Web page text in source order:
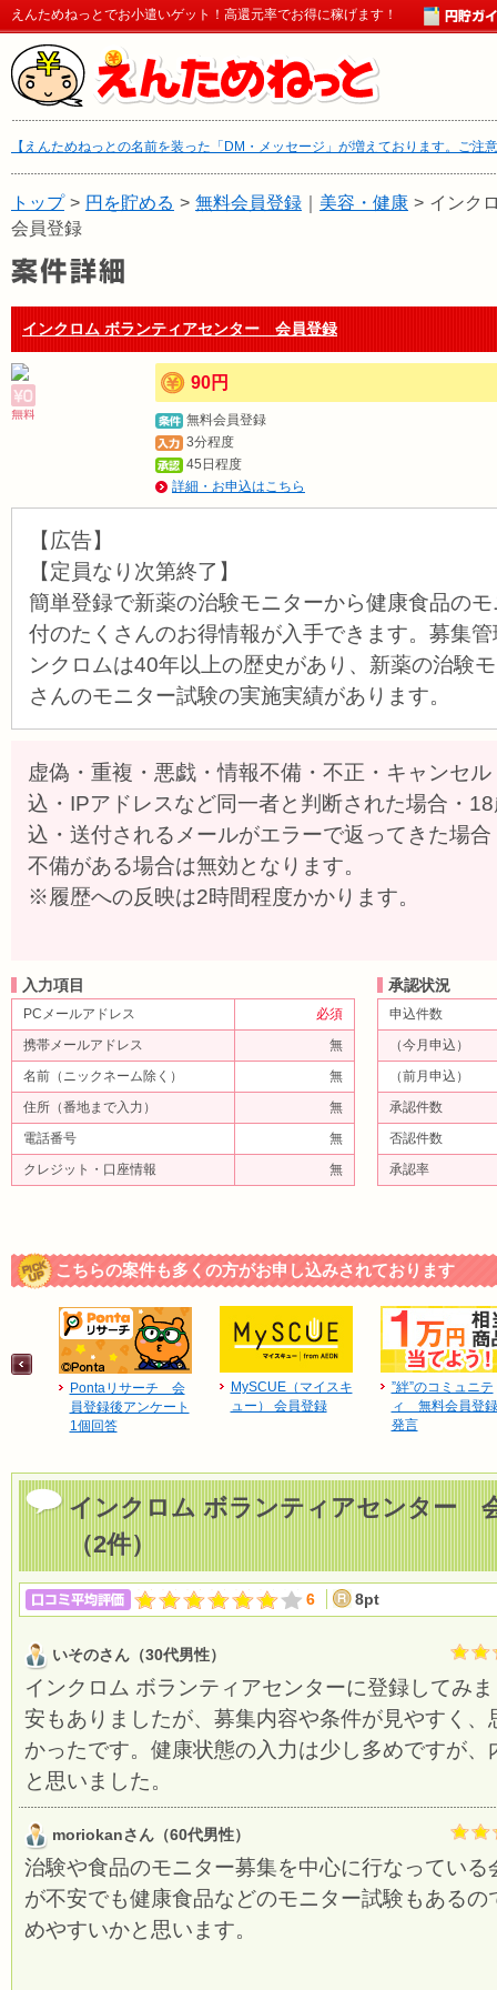
えんためねっとでお小遣いゲット！高還元率でお得に稼げます！
【えんためねっとの名前を装った「DM・メッセージ」が増えております。ご注
トップ > 円を貯める > 無料会員登録 美容・健康 > インク
会員登録
インクロム ボランティアセンター 会員登録
90円
無料会員登録
3分程度
45日程度
詳細・お申込はこちら
【広告】
【定員なり次第終了】
簡単登録で新薬の治験モニターから健康食品の
付のたくさんのお得情報が入手できます。募集
ンクロムは40年以上の歴史があり、新薬の治験
さんのモニター試験の実施実績があります。
虚偽・重複・悪戯・情報不備・不正・キャンセ
込・IPアドレスなど同一者と判断された場合・
込・送付されるメールがエラーで返ってきた場
不備がある場合は無効となります。
※履歴への反映は2時間程度かかります。
入力項目
PCメールアドレス
必須
携帯メールアドレス
無
名前（ニックネーム除く）
無
住所（番地まで入力）
無
電話番号
無
クレジット・口座情報
無
承認状況
申込件数
（今月申込）
（前月申込）
承認件数
否認件数
承認率
こちらの案件も多くの方がお申し込みされております
Pontaリサーチ 会
員登録後アンケート
1個回答
MySCUE（マイスキ
ュー） 会員登録
”絆”のコミュニテ
ィ 無料会員登
発言
インクロム ボランティアセンター
（2件）
6 8pt
いそのさん（30代男性）
インクロム ボランティアセンターに登録してみ
安もありましたが、募集内容や条件が見やすく、
かったです。健康状態の入力は少し多めですが
と思いました。
moriokanさん（60代男性）
治験や食品のモニター募集を中心に行なっている
が不安でも健康食品などのモニター試験もある
めやすいかと思います。